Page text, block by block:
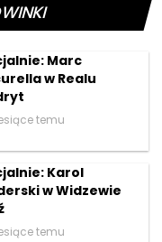
Marc
w Realu
temu
Karol
w Widzewie
temu